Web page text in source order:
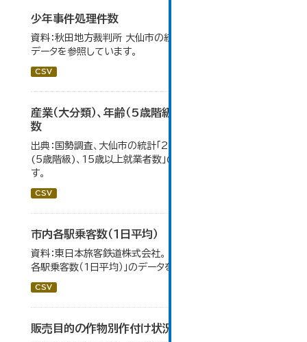
少年事件処理件数
資料：秋田地方裁判所 大仙市の統計「12-16 少年事件」の
データを参照しています。
CSV
産業（大分類）、年齢（5歳階級）、15歳以上就業者
数
出典：国勢調査、大仙市の統計「2-7 産業(大分類)、年齢
(5歳階級)、15歳以上就業者数」のデータを参照していま
す。
CSV
市内各駅乗客数（１日平均）
資料：東日本旅客鉄道株式会社。 大仙市の統計「8-2 市内
各駅乗客数（1日平均）」のデータを参照しています。
CSV
販売目的の作物別作付け状況